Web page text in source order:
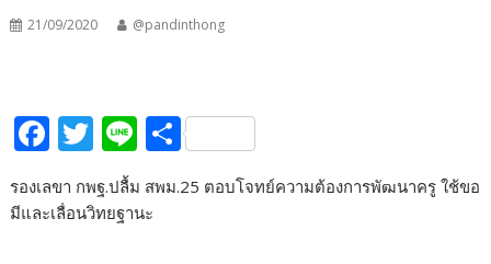
21/09/2020 @pandinthong
F
e
T
w
itt
er
Li
e
S
ar
รองเลขา กพฐ.ปลื้ม สพม.25 ตอบโจทย์ความต้องการพัฒนาครู ใช้ขอ
มีและเลื่อนวิทยฐานะ